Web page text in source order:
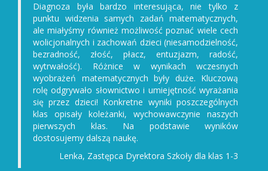
Diagnoza była bardzo interesująca, nie tylko z
punktu widzenia samych zadań matematycznych,
ale miałyśmy również możliwość poznać wiele cech
wolicjonalnych i zachowań dzieci (niesamodzielność,
bezradność, złość, płacz, entuzjazm, radość,
wytrwałość). Różnice w wynikach wczesnych
wyobrażeń matematycznych były duże. Kluczową
rolę odgrywało słownictwo i umiejętność wyrażania
się przez dzieci! Konkretne wyniki poszczególnych
klas opisały koleżanki, wychowawczynie naszych
pierwszych klas. Na podstawie wyników
dostosujemy dalszą naukę.
Lenka, Zastępca Dyrektora Szkoły dla klas 1-3